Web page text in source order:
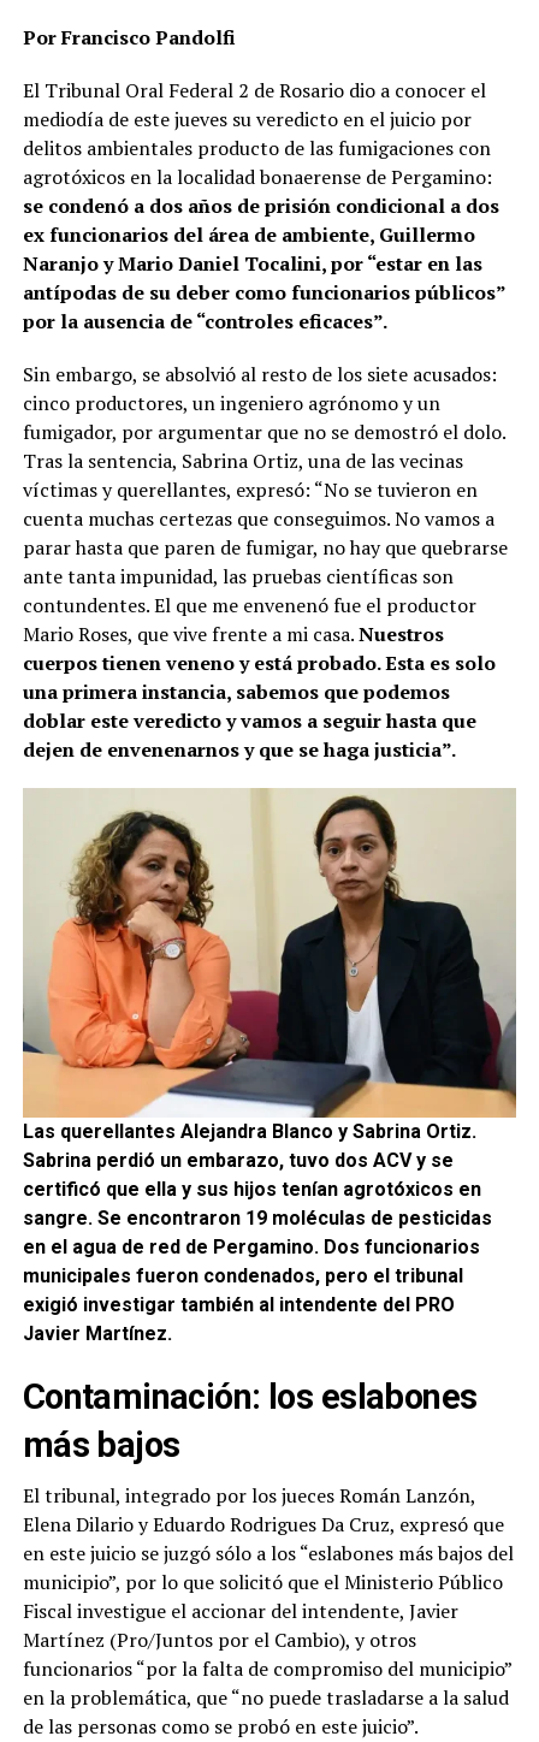
Por Francisco Pandolfi
El Tribunal Oral Federal 2 de Rosario dio a conocer el
mediodía de este jueves su veredicto en el juicio por
delitos ambientales producto de las fumigaciones con
agrotóxicos en la localidad bonaerense de Pergamino:
se condenó a dos años de prisión condicional a dos
ex funcionarios del área de ambiente, Guillermo
Naranjo y Mario Daniel Tocalini, por “estar en las
antípodas de su deber como funcionarios públicos”
por la ausencia de “controles eficaces”.
Sin embargo, se absolvió al resto de los siete acusados:
cinco productores, un ingeniero agrónomo y un
fumigador, por argumentar que no se demostró el dolo.
Tras la sentencia, Sabrina Ortiz, una de las vecinas
víctimas y querellantes, expresó: “No se tuvieron en
cuenta muchas certezas que conseguimos. No vamos a
parar hasta que paren de fumigar, no hay que quebrarse
ante tanta impunidad, las pruebas científicas son
contundentes. El que me envenenó fue el productor
Mario Roses, que vive frente a mi casa.Nuestros
cuerpos tienen veneno y está probado. Esta es solo
una primera instancia, sabemos que podemos
doblar este veredicto y vamos a seguir hasta que
dejen de envenenarnos y que se haga justicia”.
Las querellantes Alejandra Blanco y Sabrina Ortiz.
Sabrina perdió un embarazo, tuvo dos ACV y se
certificó que ella y sus hijos tenían agrotóxicos en
sangre. Se encontraron 19 moléculas de pesticidas
en el agua de red de Pergamino. Dos funcionarios
municipales fueron condenados, pero el tribunal
exigió investigar también al intendente del PRO
Javier Martínez.
Contaminación: los eslabones
más bajos
El tribunal, integrado por los jueces Román Lanzón,
Elena Dilario y Eduardo Rodrigues Da Cruz, expresó que
en este juicio se juzgó sólo a los “eslabones más bajos del
municipio”, por lo que solicitó que el Ministerio Público
Fiscal investigue el accionar del intendente, Javier
Martínez (Pro/Juntos por el Cambio), y otros
funcionarios “por la falta de compromiso del municipio”
en la problemática, que “no puede trasladarse a la salud
de las personas como se probó en este juicio”.